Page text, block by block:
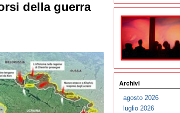
della guerra
Archivi
agosto 2026
luglio 2026